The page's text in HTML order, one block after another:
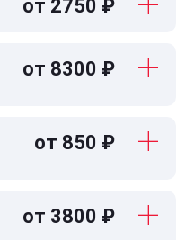
от 2750 ₽
от 8300 ₽
от 850 ₽
от 3800 ₽